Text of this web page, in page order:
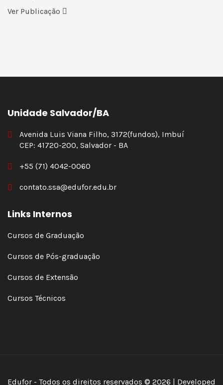
Ver Publicação
Unidade Salvador/BA
Avenida Luis Viana Filho, 3172(fundos), Imbuí
CEP: 41720-200, Salvador - BA
+55 (71) 4042-0060
contato.ssa@edufor.edu.br
Links Internos
Cursos de Graduação
Cursos de Pós-graduação
Cursos de Extensão
Cursos Técnicos
Edufor - Todos os direitos reservados © 2026 | Developed